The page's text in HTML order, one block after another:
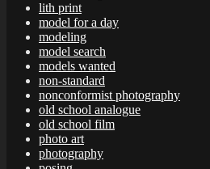
lith print
model for a day
modeling
model search
models wanted
non-standard
nonconformist photography
old school analogue
old school film
photo art
photography